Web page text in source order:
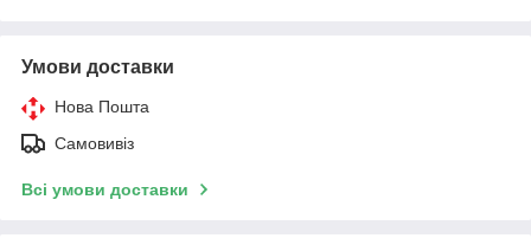
Умови доставки
Нова Пошта
Самовивіз
Всі умови доставки